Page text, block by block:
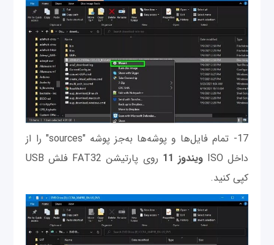
17- تمام فایل‌ها و پوشه‌ها به‌جز پوشه "sources" را از
داخل ISO
ویندوز 11
روی پارتیشن FAT32 فلش USB
کپی کنید.